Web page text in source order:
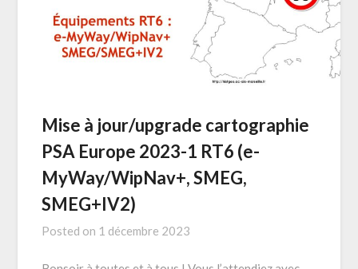
Mise à jour/upgrade cartographie
PSA Europe 2023-1 RT6 (e-
MyWay/WipNav+, SMEG,
SMEG+IV2)
Posted on 1 décembre 2023